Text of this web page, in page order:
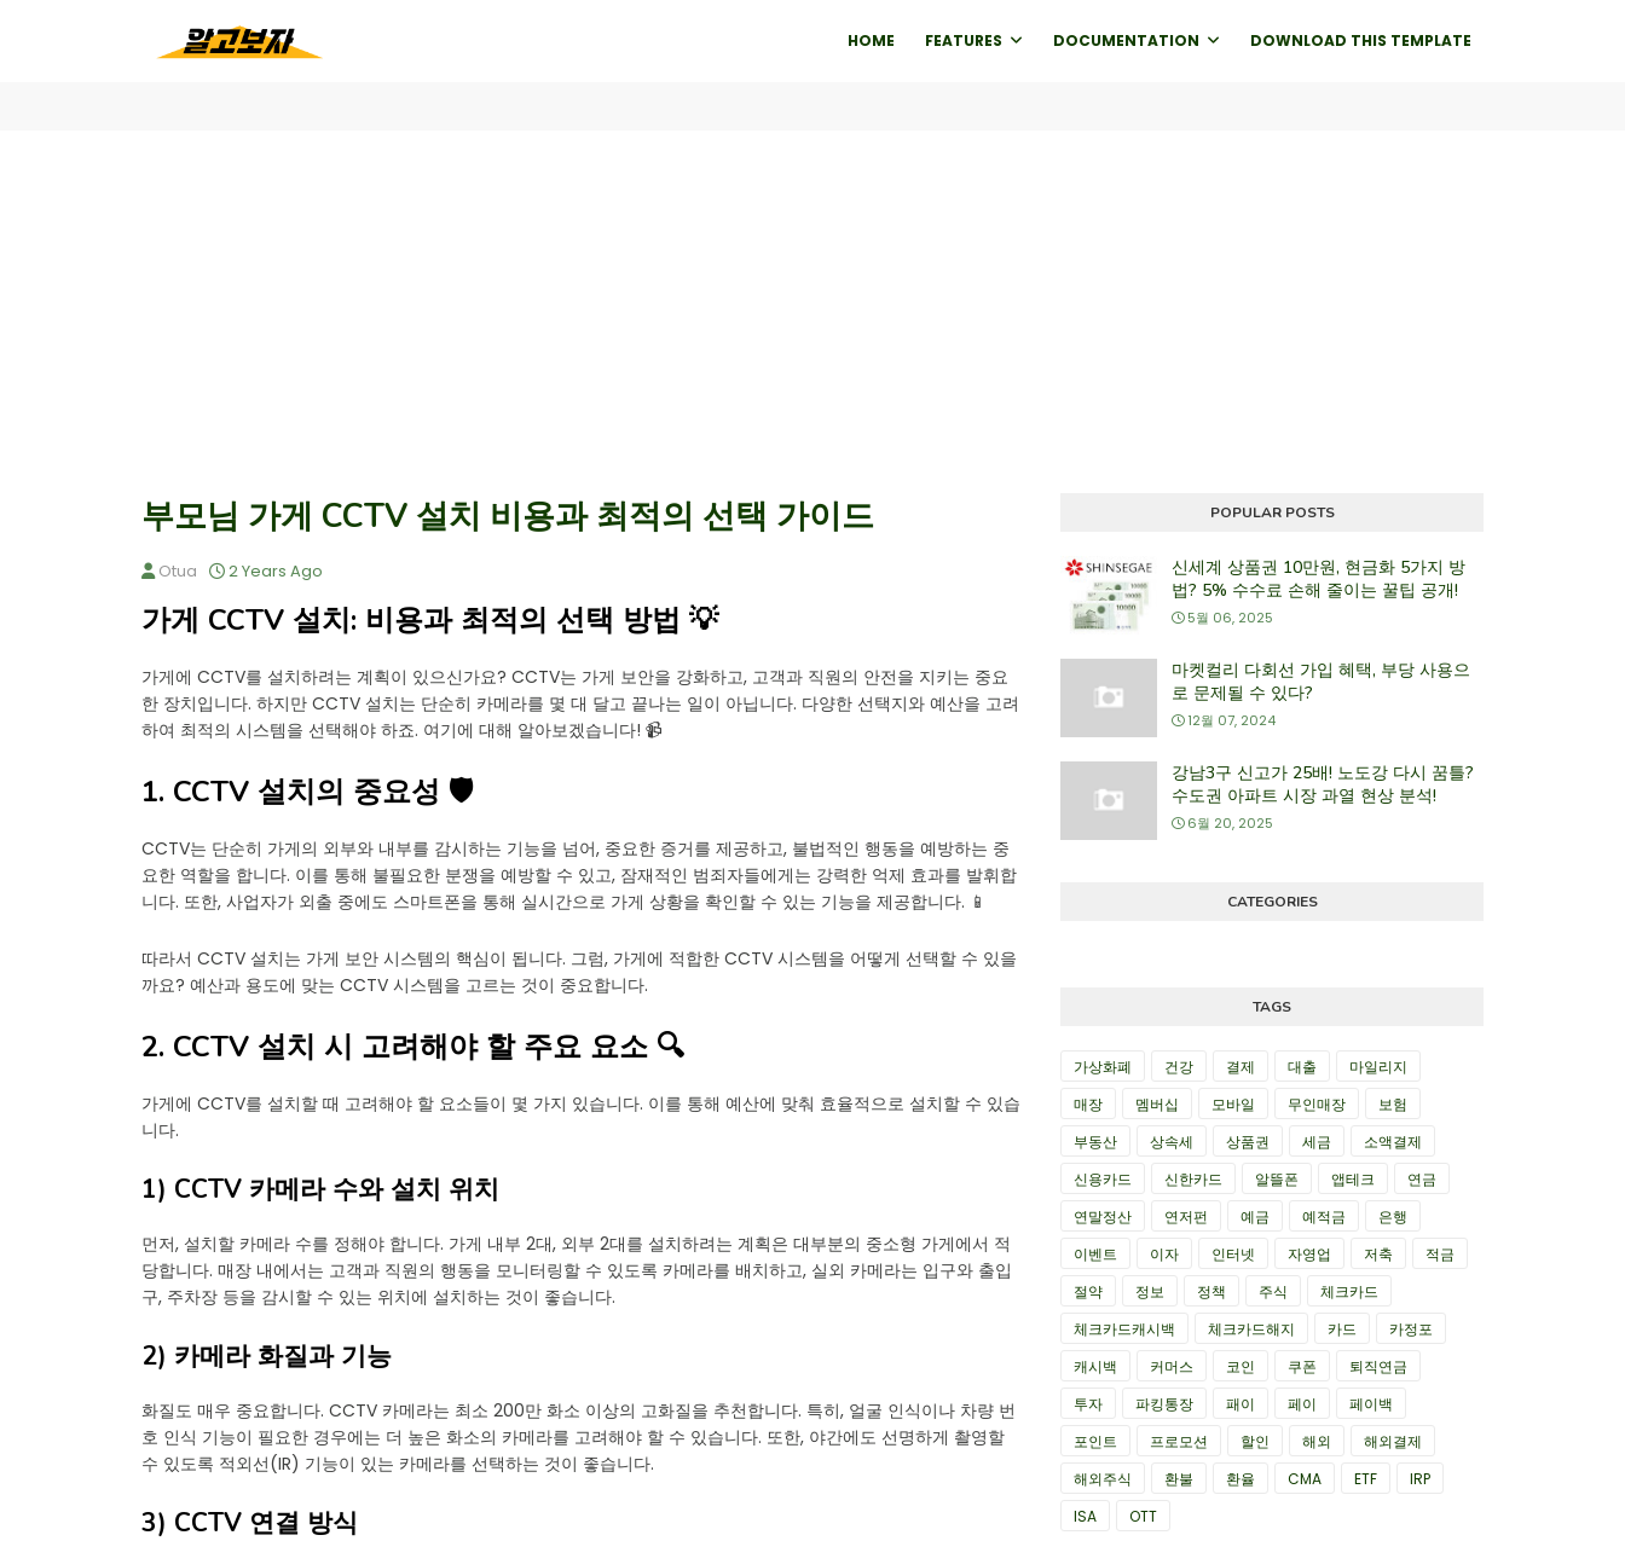
HOME FEATURES DOCUMENTATION DOWNLOAD THIS TEMPLATE
부모님 가게 CCTV 설치 비용과 최적의 선택 가이드
Otua 2 Years Ago
가게 CCTV 설치: 비용과 최적의 선택 방법 💡
가게에 CCTV를 설치하려는 계획이 있으신가요? CCTV는 가게 보안을 강화하고, 고객과 직원의 안전을 지키는 중요
한 장치입니다. 하지만 CCTV 설치는 단순히 카메라를 몇 대 달고 끝나는 일이 아닙니다. 다양한 선택지와 예산을 고려
하여 최적의 시스템을 선택해야 하죠. 여기에 대해 알아보겠습니다! 📹
1. CCTV 설치의 중요성 🛡️
CCTV는 단순히 가게의 외부와 내부를 감시하는 기능을 넘어, 중요한 증거를 제공하고, 불법적인 행동을 예방하는 중
요한 역할을 합니다. 이를 통해 불필요한 분쟁을 예방할 수 있고, 잠재적인 범죄자들에게는 강력한 억제 효과를 발휘합
니다. 또한, 사업자가 외출 중에도 스마트폰을 통해 실시간으로 가게 상황을 확인할 수 있는 기능을 제공합니다. 📱
따라서 CCTV 설치는 가게 보안 시스템의 핵심이 됩니다. 그럼, 가게에 적합한 CCTV 시스템을 어떻게 선택할 수 있을
까요? 예산과 용도에 맞는 CCTV 시스템을 고르는 것이 중요합니다.
2. CCTV 설치 시 고려해야 할 주요 요소 🔍
가게에 CCTV를 설치할 때 고려해야 할 요소들이 몇 가지 있습니다. 이를 통해 예산에 맞춰 효율적으로 설치할 수 있습
니다.
1) CCTV 카메라 수와 설치 위치
먼저, 설치할 카메라 수를 정해야 합니다. 가게 내부 2대, 외부 2대를 설치하려는 계획은 대부분의 중소형 가게에서 적
당합니다. 매장 내에서는 고객과 직원의 행동을 모니터링할 수 있도록 카메라를 배치하고, 실외 카메라는 입구와 출입
구, 주차장 등을 감시할 수 있는 위치에 설치하는 것이 좋습니다.
2) 카메라 화질과 기능
화질도 매우 중요합니다. CCTV 카메라는 최소 200만 화소 이상의 고화질을 추천합니다. 특히, 얼굴 인식이나 차량 번
호 인식 기능이 필요한 경우에는 더 높은 화소의 카메라를 고려해야 할 수 있습니다. 또한, 야간에도 선명하게 촬영할
수 있도록 적외선(IR) 기능이 있는 카메라를 선택하는 것이 좋습니다.
3) CCTV 연결 방식
POPULAR POSTS
신세계 상품권 10만원, 현금화 5가지 방
법? 5% 수수료 손해 줄이는 꿀팁 공개!
5월 06, 2025
마켓컬리 다회선 가입 혜택, 부당 사용으
로 문제될 수 있다?
12월 07, 2024
강남3구 신고가 25배! 노도강 다시 꿈틀?
수도권 아파트 시장 과열 현상 분석!
6월 20, 2025
CATEGORIES
TAGS
가상화폐 건강 결제 대출
마일리지
매장
멤버십 모바일 무인매장
보험
부동산
상속세 상품권 세금
소액결제
신용카드
신한카드 알뜰폰 앱테크
연금
연말정산
연저펀 예금 예적금
은행
이벤트
이자 인터넷 자영업 저축
적금
절약
정보 정책 주식
체크카드
체크카드캐시백
체크카드해지 카드
카정포
캐시백
커머스 코인 쿠폰
퇴직연금
투자
파킹통장 패이 페이
페이백
포인트
프로모션 할인 해외
해외결제
해외주식
환불 환율 CMA ETF
IRP
ISA
OTT